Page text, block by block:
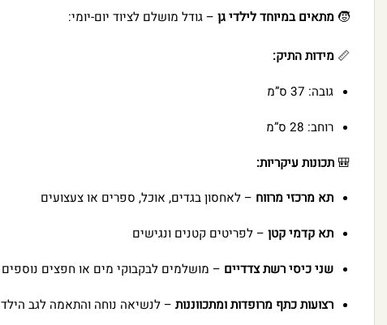
🧒 מתאים במיוחד לילדי גן – גודל מושלם לציוד יום-יומי:
📏 מידות התיק:
גובה: 37 ס”מ
רוחב: 28 ס”מ
🎒 תכונות עיקריות:
תא מרכזי מרווח – לאחסון בגדים, אוכל, ספרים או צעצועים
תא קדמי קטן– לפריטים קטנים ונגישים
שני כיסי רשת צדדיים – מושלמים לבקבוקי מים או חפצים נוספים
רצועות כתף מרופדות ומתכווננות– לנשיאה נוחה והתאמה לגב הילד